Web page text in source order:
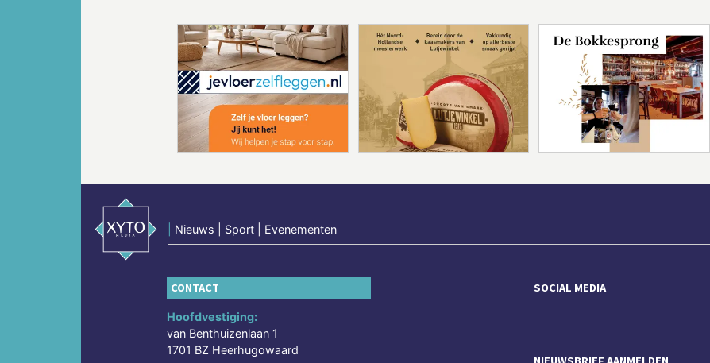
Nieuws | Sport | Evenementen
CONTACT
Hoofdvestiging:
van Benthuizenlaan 1
1701 BZ Heerhugowaard
SOCIAL MEDIA